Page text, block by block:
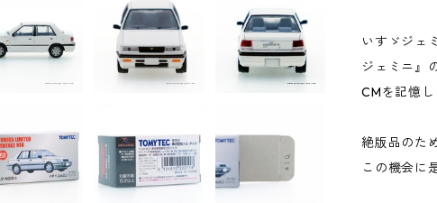
いすゞジェ
ジェミニ』
CMを記憶
絶版品のた
この機会に